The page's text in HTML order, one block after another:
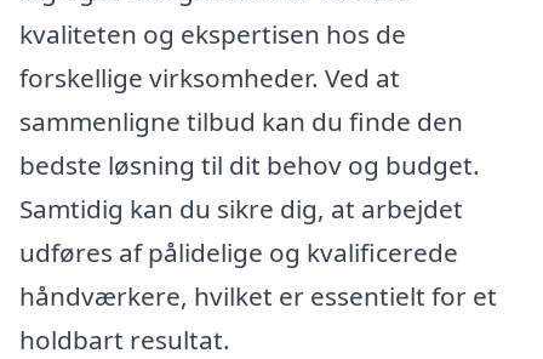
kvaliteten og ekspertisen hos de
forskellige virksomheder. Ved at
sammenligne tilbud kan du finde den
bedste løsning til dit behov og budget.
Samtidig kan du sikre dig, at arbejdet
udføres af pålidelige og kvalificerede
håndværkere, hvilket er essentielt for et
holdbart resultat.